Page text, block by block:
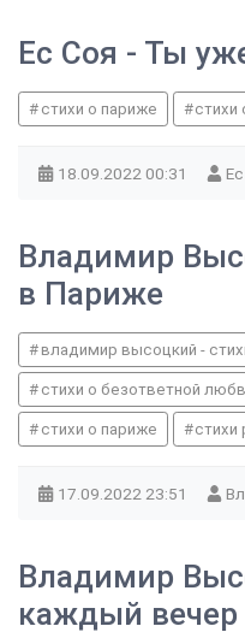
Ес Соя - Ты
стихи о париже стихи
18.09.2022 00:31
Владимир
в Париже
владимир высоцкий -
стихи о безответной
стихи о париже стихи
17.09.2022 23:51
Владимир
каждый вечер